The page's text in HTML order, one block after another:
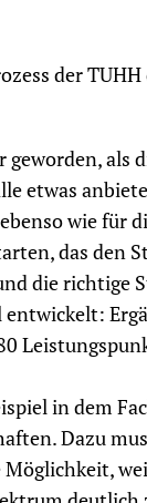
der
als
etwas
wie für
das den
die richtige
in dem
Dazu